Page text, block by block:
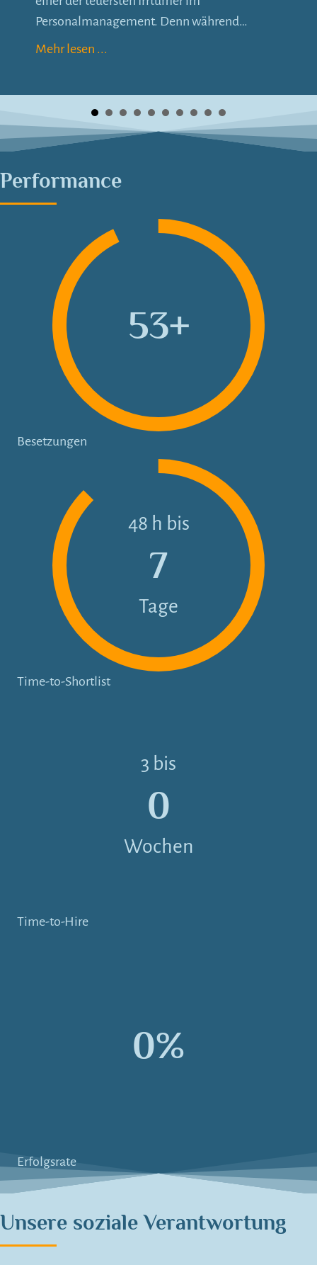
Personalmanagement. Denn während…
Mehr lesen ...
Performance
53+
Besetzungen
48 h bis
7
Tage
Time-to-Shortlist
3 bis
4
Wochen
Time-to-Hire
0%
Erfolgsrate
Unsere soziale Verantwortung